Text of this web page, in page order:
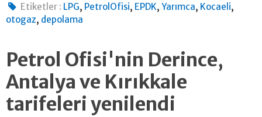
Etiketler : LPG, PetrolOfisi, EPDK,Yarımca, Kocaeli,
otogaz, depolama
Petrol Ofisi'nin Derince,
Antalya ve Kırıkkale
tarifeleri yenilendi